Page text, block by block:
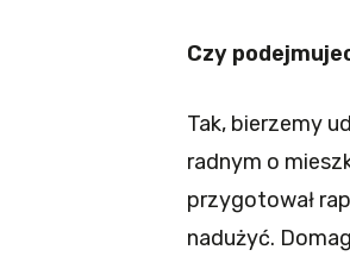
Czy
Tak, bierzemy
radnym o
przygotował
nadużyć.